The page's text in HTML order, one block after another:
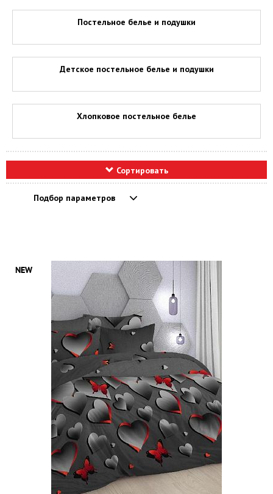
Постельное белье и подушки
Детское постельное белье и подушки
Хлопковое постельное белье
Сортировать
Подбор параметров